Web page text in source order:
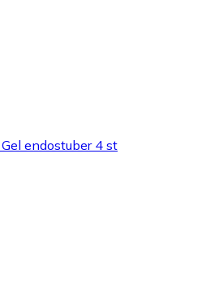
endostuber 4 st